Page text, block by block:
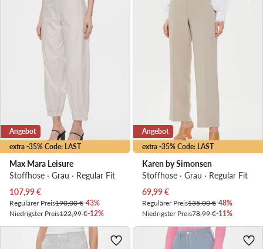
extra -35% Code: LAST
Angebot
Max Mara Leisure
Stoffhose · Grau · Regular Fit
Aktueller Preis
107,99€
Regulärer Preis190,00 €-43%
Niedrigster Preis122,99 €-12%
extra -35% Code: LAST
Angebot
Karen by Simonsen
Stoffhose · Grau · Regular Fit
Aktueller Preis
69,99€
Regulärer Preis135,00 €-48%
Niedrigster Preis78,99 €-11%